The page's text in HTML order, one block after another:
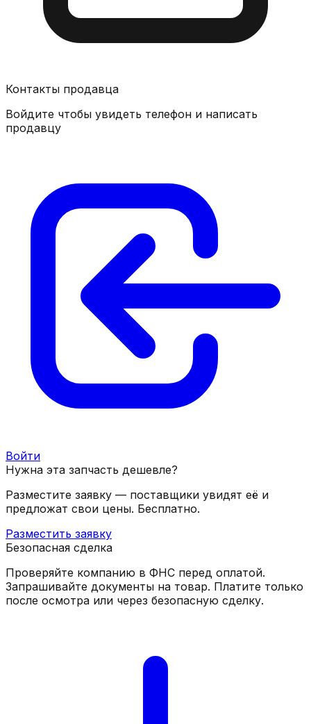
Контакты продавца
Войдите чтобы увидеть телефон и написать
продавцу
Войти
Нужна эта запчасть дешевле?
Разместите заявку — поставщики увидят её и
предложат свои цены. Бесплатно.
Разместить заявку
Безопасная сделка
Проверяйте компанию в ФНС перед оплатой.
Запрашивайте документы на товар. Платите только
после осмотра или через безопасную сделку.